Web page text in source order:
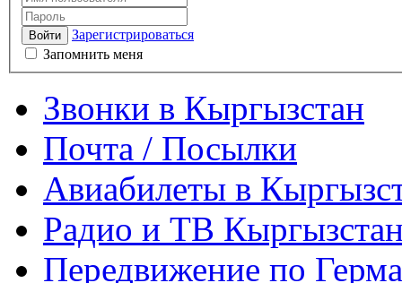
Войти
Зарегистрироваться
Запомнить меня
Звонки в Кыргызстан
Почта / Посылки
Авиабилеты в
Радио и ТВ
Передвижение по